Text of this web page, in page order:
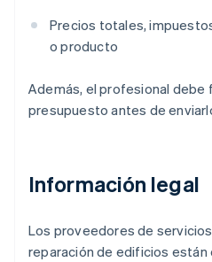
Precios totales,
o producto
Además, el profesional debe
presupuesto antes de
Información legal
Los proveedores de
reparación de edificios están